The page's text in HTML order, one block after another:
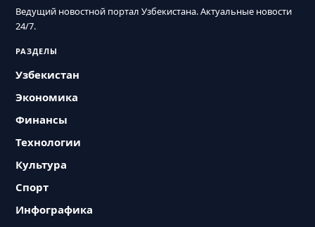
Ведущий новостной портал Узбекистана. Актуальные новости
24/7.
РАЗДЕЛЫ
Узбекистан
Экономика
Финансы
Технологии
Культура
Спорт
Инфографика